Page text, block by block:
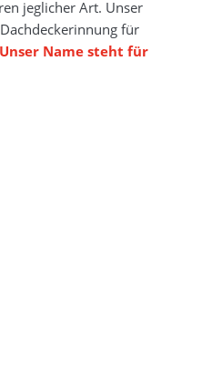
jeglicher Art. Unser
für
Unser Name steht für